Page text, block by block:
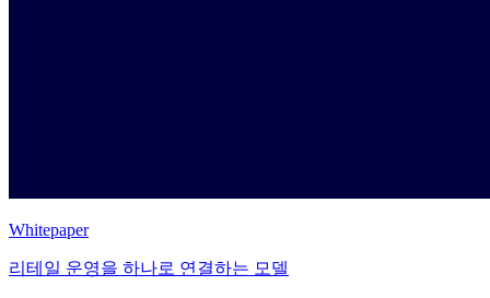
Whitepaper
리테일 운영을 하나로 연결하는 모델